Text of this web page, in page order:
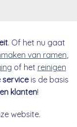
. Of het nu gaat
van ramen
of het reinigen
serviceis de basis
klanten!
website.